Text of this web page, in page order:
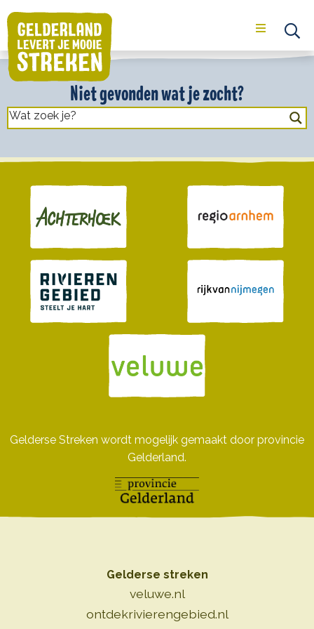
Niet gevonden wat je zocht?
Gelderse Streken wordt mogelijk gemaakt door provincie
Gelderland.
Gelderse streken
veluwe.nl
ontdekrivierengebied.nl